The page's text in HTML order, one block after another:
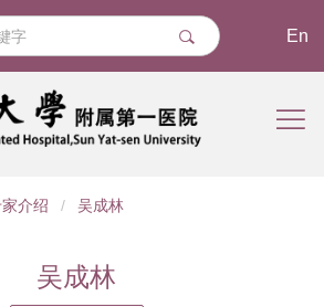
En
介绍 / 吴成林
吴成林